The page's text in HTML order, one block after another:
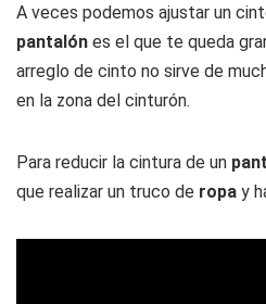
A veces podemos ajustar un
pantalón es el que te queda
arreglo de cinto no sirve de
en la zona del cinturón.
Para reducir la cintura de un
que realizar un truco de ropa y